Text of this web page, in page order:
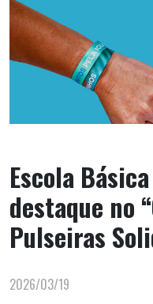
Escola
destaque no
Pulseiras
2026/03/19